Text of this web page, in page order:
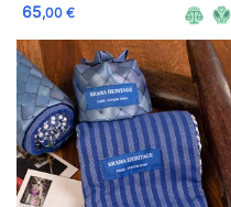
65,00 €